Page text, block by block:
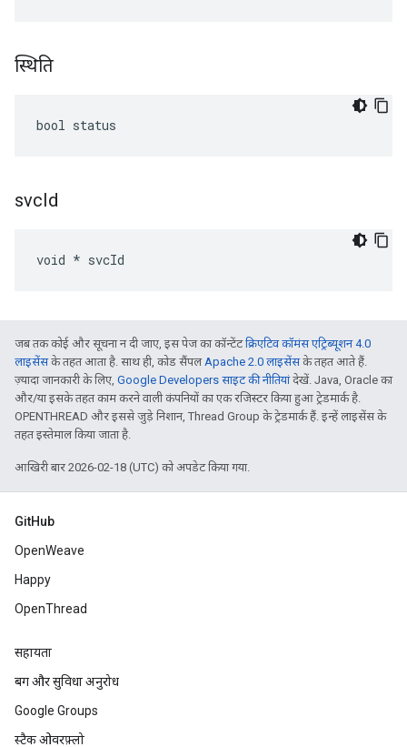
स्थिति
bool status
svcId
void * svcId
जब तक कोई और सूचना न दी जाए, इस पेज का कॉन्टेंटक्रिएटिव कॉमंस एट्रिब्यूशन 4.0
लाइसेंसके तहत आता है. साथ ही, कोड सैंपलApache 2.0 लाइसेंसके तहत आते हैं.
ज़्यादा जानकारी के लिए, Google Developers साइट की नीतियांदेखें. Java, Oracle का
और/या इसके तहत काम करने वाली कंपनियों का एक रजिस्टर किया हुआ ट्रेडमार्क है.
OPENTHREAD और इससे जुड़े निशान, Thread Group के ट्रेडमार्क हैं. इन्हें लाइसेंस के
तहत इस्तेमाल किया जाता है.
आखिरी बार 2026-02-18 (UTC) को अपडेट किया गया.
GitHub
OpenWeave
Happy
OpenThread
सहायता
बग और सुविधा अनुरोध
Google Groups
स्टैक ओवरफ़्लो